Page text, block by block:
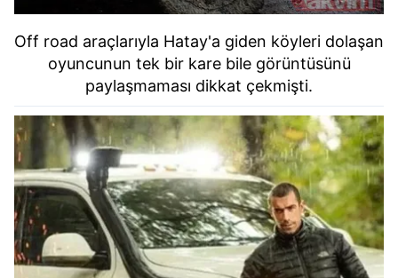
Off road araçlarıyla Hatay'a giden köyleri dolaşan
oyuncunun tek bir kare bile görüntüsünü
paylaşmaması dikkat çekmişti.